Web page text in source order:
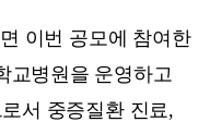
이번 공모에 참여한
교병원을 운영하고
서 중증질환 진료,